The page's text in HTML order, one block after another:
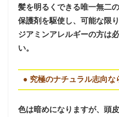
髪を明るくできる唯一無二
保護剤を駆使し、可能な限
ジアミンアレルギーの方は
い。
● 究極のナチュラル志向な
色は暗めになりますが、頭